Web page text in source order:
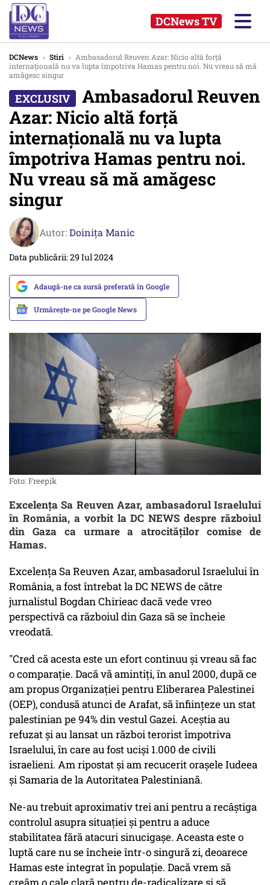
DCNews TV
DCNews › Stiri › Ambasadorul Reuven Azar: Nicio altă forță
internațională nu va lupta împotriva Hamas pentru noi. Nu vreau să mă
amăgesc singur
Ambasadorul Reuven
Azar: Nicio altă forță
internațională nu va lupta
împotriva Hamas pentru noi.
Nu vreau să mă amăgesc
singur
Autor:Doinița Manic
Data publicării: 29 Iul 2024
Adaugă-ne ca sursă preferată în Google
Urmărește-ne pe Google News
Foto: Freepik
Excelența Sa Reuven Azar, ambasadorul Israelului
în România, a vorbit la DC NEWS despre războiul
din Gaza ca urmare a atrocităților comise de
Hamas.
Excelența Sa Reuven Azar, ambasadorul Israelului în
România, a fost întrebat la DC NEWS de către
jurnalistul Bogdan Chirieac dacă vede vreo
perspectivă ca războiul din Gaza să se încheie
vreodată.
"Cred că acesta este un efort continuu și vreau să fac
o comparație. Dacă vă amintiți, în anul 2000, după ce
am propus Organizației pentru Eliberarea Palestinei
(OEP), condusă atunci de Arafat, să înființeze un stat
palestinian pe 94% din vestul Gazei. Aceștia au
refuzat și au lansat un război terorist împotriva
Israelului, în care au fost uciși 1.000 de civili
israelieni. Am ripostat și am recucerit orașele Iudeea
și Samaria de la Autoritatea Palestiniană.
Ne-au trebuit aproximativ trei ani pentru a recâștiga
controlul asupra situației și pentru a aduce
stabilitatea fără atacuri sinucigașe. Aceasta este o
luptă care nu se încheie într-o singură zi, deoarece
Hamas este integrat în populație. Dacă vrem să